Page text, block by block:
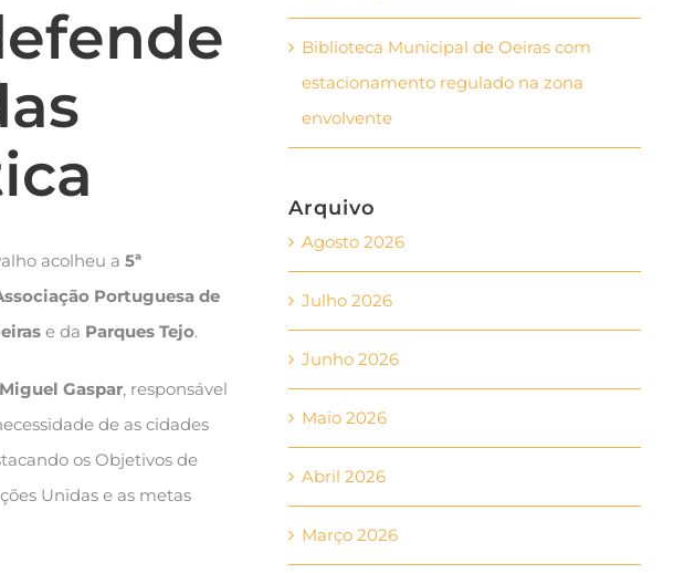
acolheu a 5ª
Portuguesa de
e da Parques Tejo.
Miguel Gaspar, responsável
de as cidades
os Objetivos de
Unidas e as metas
Biblioteca Municipal de Oeiras com
estacionamento regulado na zona
envolvente
Arquivo
Agosto 2026
Julho 2026
Junho 2026
Maio 2026
Abril 2026
Março 2026